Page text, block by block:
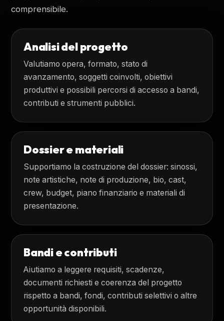
comprensibile.
Analisi del progetto
Valutiamo opera, formato, stato di
avanzamento, soggetti coinvolti, obiettivi
produttivi e possibili percorsi di accesso a bandi,
contributi e strumenti pubblici.
Dossier e materiali
Supportiamo la costruzione del dossier: sinossi,
note artistiche, note di produzione, bio, cast,
crew, budget, piano finanziario e materiali di
presentazione.
Bandi e contributi
Aiutiamo a leggere requisiti, scadenze,
documenti richiesti e coerenza del progetto
rispetto a bandi, fondi, contributi selettivi o altre
opportunità disponibili.